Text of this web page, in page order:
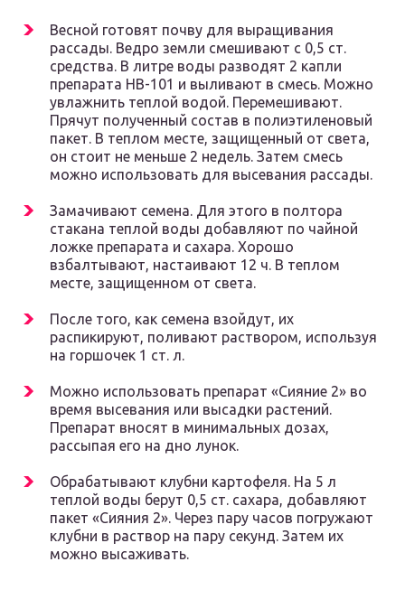
Весной готовят почву для выращивания
рассады. Ведро земли смешивают с 0,5 ст.
средства. В литре воды разводят 2 капли
препарата НВ-101 и выливают в смесь. Можно
увлажнить теплой водой. Перемешивают.
Прячут полученный состав в полиэтиленовый
пакет. В теплом месте, защищенный от света,
он стоит не меньше 2 недель. Затем смесь
можно использовать для высевания рассады.
Замачивают семена. Для этого в полтора
стакана теплой воды добавляют по чайной
ложке препарата и сахара. Хорошо
взбалтывают, настаивают 12 ч. В теплом
месте, защищенном от света.
После того, как семена взойдут, их
распикируют, поливают раствором, используя
на горшочек 1 ст. л.
Можно использовать препарат «Сияние 2» во
время высевания или высадки растений.
Препарат вносят в минимальных дозах,
рассыпая его на дно лунок.
Обрабатывают клубни картофеля. На 5 л
теплой воды берут 0,5 ст. сахара, добавляют
пакет «Сияния 2». Через пару часов погружают
клубни в раствор на пару секунд. Затем их
можно высаживать.